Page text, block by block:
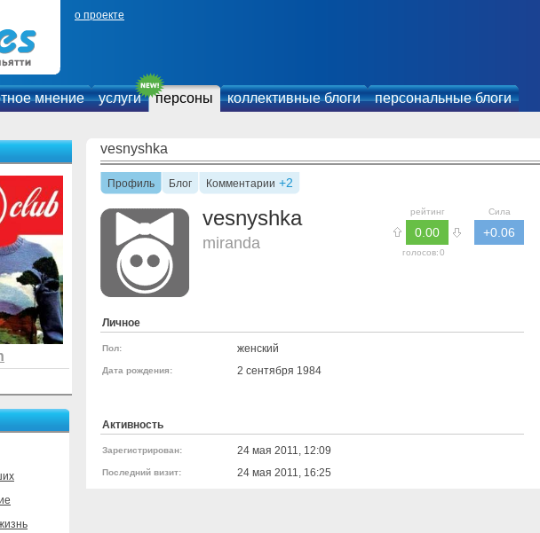
о проекте
мнение услуги персоны коллективные блоги персональные блоги
vesnyshka
Профиль Блог Комментарии +2
Сила
+0.06
рейтинг
0.00
голосов: 0
vesnyshka
miranda
Личное
Пол: женский
Дата рождения: 2 сентября 1984
Активность
Зарегистрирован: 24 мая 2011, 12:09
Последний визит: 24 мая 2011, 16:25